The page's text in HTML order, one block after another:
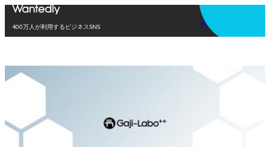
400万人が利用するビジネスSNS
アプリを使う